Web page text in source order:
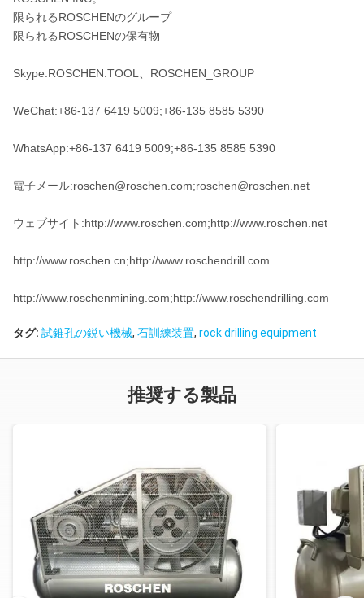
限られるROSCHENのグループ
限られるROSCHENの保有物
Skype:ROSCHEN.TOOL、ROSCHEN_GROUP
WeChat:+86-137 6419 5009;+86-135 8585 5390
WhatsApp:+86-137 6419 5009;+86-135 8585 5390
電子メール:roschen@roschen.com;roschen@roschen.net
ウェブサイト:http://www.roschen.com;http://www.roschen.net
http://www.roschen.cn;http://www.roschendrill.com
http://www.roschenmining.com;http://www.roschendrilling.com
タグ: 試錐孔の鋭い機械, 石訓練装置, rock drilling equipment
推奨する製品